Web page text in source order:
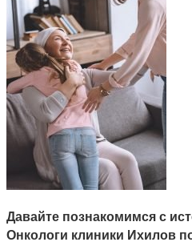
Давайте познакомимся с
Онкологи клиники Ихилов